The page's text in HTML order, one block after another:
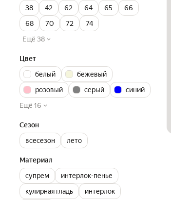
38 42 62 64 65
66
68
70 72
74
Ещё 38
Цвет
белый
бежевый
розовый
серый
синий
Ещё 16
Сезон
всесезон
лето
Материал
супрем
интерлок-пенье
кулирная гладь
интерлок